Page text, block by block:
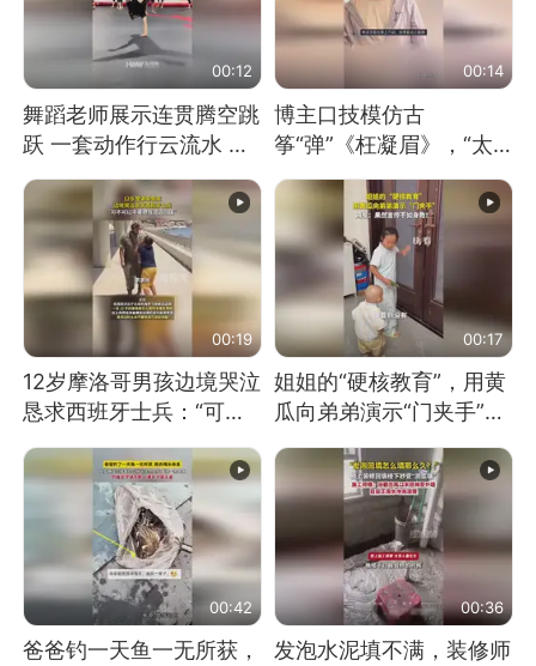
00:12
舞蹈老师展示连贯腾空跳
跃 一套动作行云流水 节
奏感拉满 网友：怎么做
到又舞又武的？
00:14
博主口技模仿古
筝“弹”《枉凝眉》，“太
像了～你是吃古筝长大的
吗？”“或将成为首位考级
不带古筝的选手。”（来
源：新华每日电讯）
00:19
12岁摩洛哥男孩边境哭泣
恳求西班牙士兵：“可不
可以不要把我遣返回国”
00:17
姐姐的“硬核教育”，用黄
瓜向弟弟演示“门夹手”，
网友：果然言传不如身
教！
00:42
爸爸钓一天鱼一无所获，
00:36
发泡水泥填不满，装修师